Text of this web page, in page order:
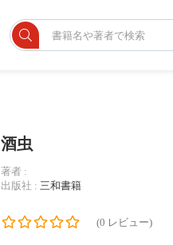
酒虫
著者 :
出版社 : 三和書籍
(0 レビュー)